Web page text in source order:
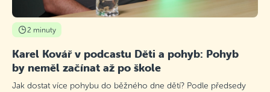
2 minuty
Karel Kovář v podcastu Děti a pohyb: Pohyb
by neměl začínat až po škole
Jak dostat více pohybu do běžného dne dětí? Podle předsedy